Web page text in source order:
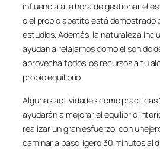
influencia a la hora de gestionar el
o el propio apetito está demostrado
estudios. Además, la naturaleza
ayudan a relajarnos como el sonido
aprovecha todos los recursos a tu
propio equilibrio.
Algunas actividades como practicas
ayudarán a mejorar el equilibrio
realizar un gran esfuerzo, con
caminar a paso ligero 30 minutos al